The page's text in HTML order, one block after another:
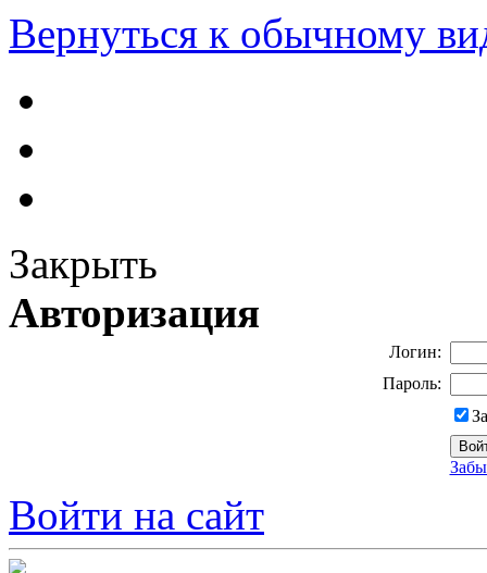
Вернуться к обычному
Закрыть
Авторизация
Логин:
Пароль:
Войти на сайт